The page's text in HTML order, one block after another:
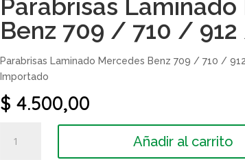
Parabrisas
Benz 709 / 710 / 912
Parabrisas Laminado Mercedes Benz 709 / 710 /
Importado
$ 4.500,00
Laminado
Añadir al carrito